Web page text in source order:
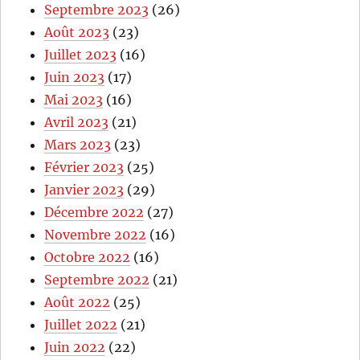
Septembre 2023 (26)
Août 2023 (23)
Juillet 2023 (16)
Juin 2023 (17)
Mai 2023 (16)
Avril 2023 (21)
Mars 2023 (23)
Février 2023 (25)
Janvier 2023 (29)
Décembre 2022 (27)
Novembre 2022 (16)
Octobre 2022 (16)
Septembre 2022 (21)
Août 2022 (25)
Juillet 2022 (21)
Juin 2022 (22)